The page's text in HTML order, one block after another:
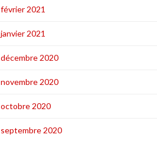
février 2021
janvier 2021
décembre 2020
novembre 2020
octobre 2020
septembre 2020